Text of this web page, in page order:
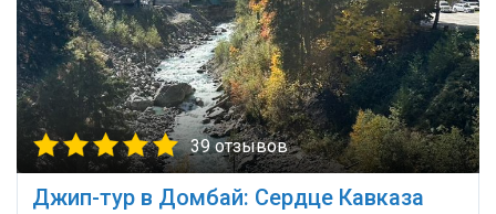
39 отзывов
Джип-тур в Домбай: Сердце Кавказа